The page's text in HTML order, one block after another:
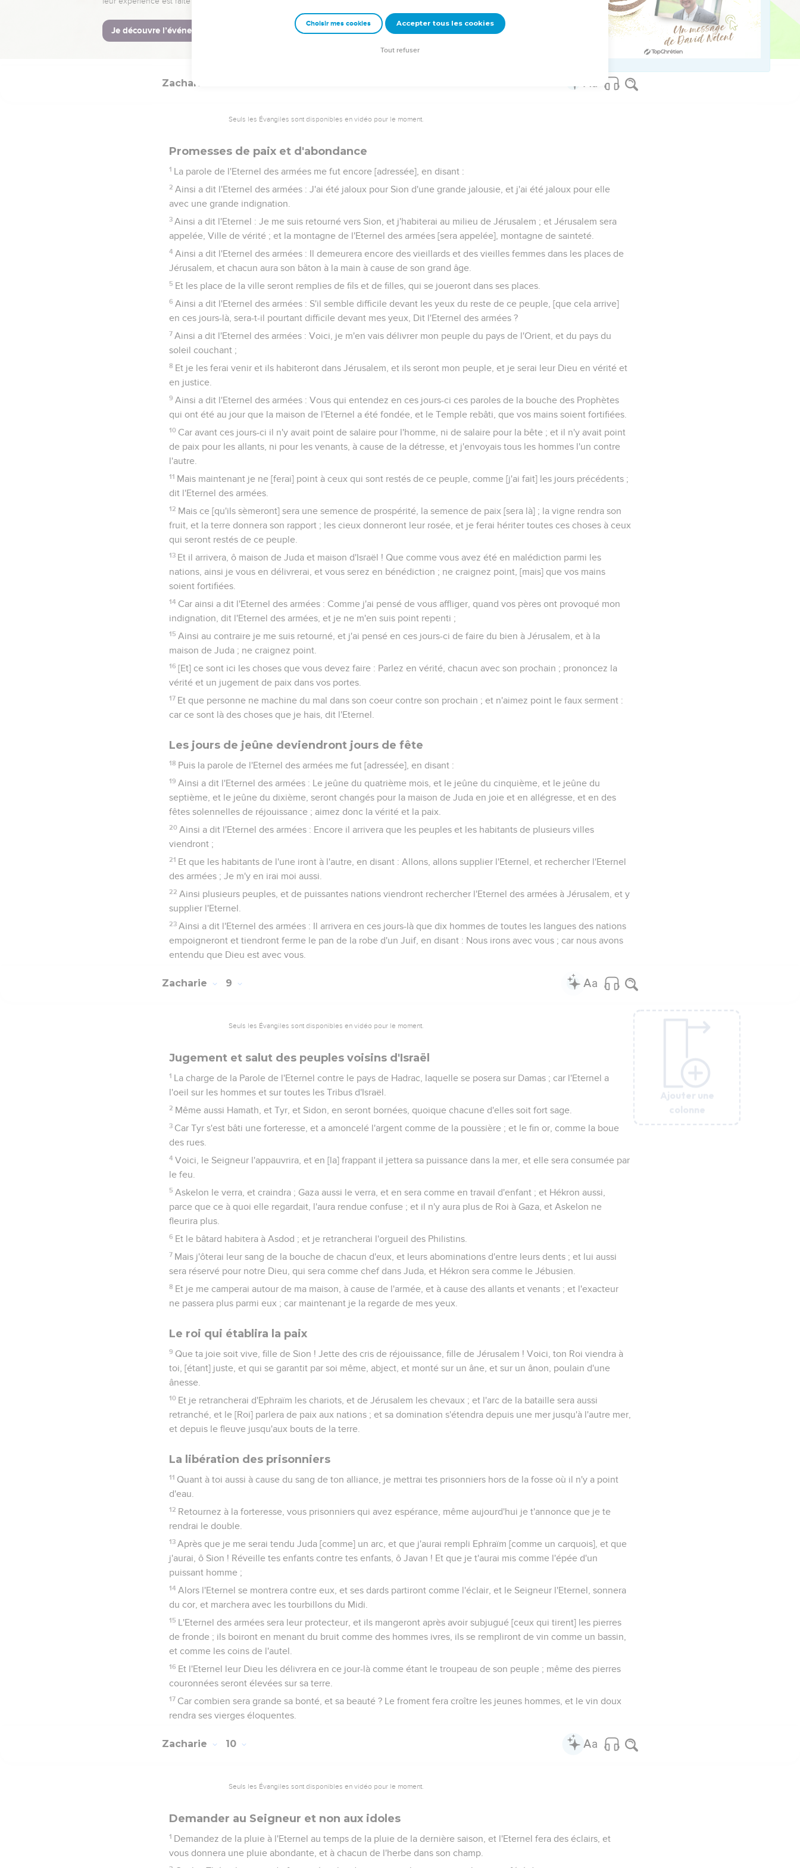
Et je les ai dispersés [comme] par un tourbillon parmi toutes les nations qu'ils ne connaissaient point, et le
pays a été désolé après eux, tellement qu'il n'y a eu personne qui y passât, ni repassât, et on a mis le pays
Ajouter une
colonne
Zacharie
Seuls les Évangiles sont disponibles en vidéo pour le moment.
Promesses de paix et d'abondance
1 La parole de l'Eternel des armées me fut encore [adressée], en disant :
2 Ainsi a dit l'Eternel des armées : J'ai été jaloux pour Sion d'une grande jalousie, et j'ai été jaloux pour elle
avec une grande indignation.
3 Ainsi a dit l'Eternel : Je me suis retourné vers Sion, et j'habiterai au milieu de Jérusalem ; et Jérusalem sera
appelée, Ville de vérité ; et la montagne de l'Eternel des armées [sera appelée], montagne de sainteté.
4 Ainsi a dit l'Eternel des armées : Il demeurera encore des vieillards et des vieilles femmes dans les places de
Jérusalem, et chacun aura son bâton à la main à cause de son grand âge.
5 Et les place de la ville seront remplies de fils et de filles, qui se joueront dans ses places.
6 Ainsi a dit l'Eternel des armées : S'il semble difficile devant les yeux du reste de ce peuple, [que cela arrive]
en ces jours-là, sera-t-il pourtant difficile devant mes yeux, Dit l'Eternel des armées ?
7 Ainsi a dit l'Eternel des armées : Voici, je m'en vais délivrer mon peuple du pays de l'Orient, et du pays du
soleil couchant ;
8 Et je les ferai venir et ils habiteront dans Jérusalem, et ils seront mon peuple, et je serai leur Dieu en vérité et
en justice.
9 Ainsi a dit l'Eternel des armées : Vous qui entendez en ces jours-ci ces paroles de la bouche des Prophètes
qui ont été au jour que la maison de l'Eternel a été fondée, et le Temple rebâti, que vos mains soient fortifiées.
10 Car avant ces jours-ci il n'y avait point de salaire pour l'homme, ni de salaire pour la bête ; et il n'y avait point
de paix pour les allants, ni pour les venants, à cause de la détresse, et j'envoyais tous les hommes l'un contre
l'autre.
11 Mais maintenant je ne [ferai] point à ceux qui sont restés de ce peuple, comme [j'ai fait] les jours précédents ;
dit l'Eternel des armées.
12 Mais ce [qu'ils sèmeront] sera une semence de prospérité, la semence de paix [sera là] ; la vigne rendra son
fruit, et la terre donnera son rapport ; les cieux donneront leur rosée, et je ferai hériter toutes ces choses à ceux
qui seront restés de ce peuple.
13 Et il arrivera, ô maison de Juda et maison d'Israël ! Que comme vous avez été en malédiction parmi les
nations, ainsi je vous en délivrerai, et vous serez en bénédiction ; ne craignez point, [mais] que vos mains
soient fortifiées.
14 Car ainsi a dit l'Eternel des armées : Comme j'ai pensé de vous affliger, quand vos pères ont provoqué mon
indignation, dit l'Eternel des armées, et je ne m'en suis point repenti ;
15 Ainsi au contraire je me suis retourné, et j'ai pensé en ces jours-ci de faire du bien à Jérusalem, et à la
maison de Juda ; ne craignez point.
16 [Et] ce sont ici les choses que vous devez faire : Parlez en vérité, chacun avec son prochain ; prononcez la
vérité et un jugement de paix dans vos portes.
17 Et que personne ne machine du mal dans son coeur contre son prochain ; et n'aimez point le faux serment :
car ce sont là des choses que je hais, dit l'Eternel.
Les jours de jeûne deviendront jours de fête
18 Puis la parole de l'Eternel des armées me fut [adressée], en disant :
19 Ainsi a dit l'Eternel des armées : Le jeûne du quatrième mois, et le jeûne du cinquième, et le jeûne du
septième, et le jeûne du dixième, seront changés pour la maison de Juda en joie et en allégresse, et en des
fêtes solennelles de réjouissance ; aimez donc la vérité et la paix.
20 Ainsi a dit l'Eternel des armées : Encore il arrivera que les peuples et les habitants de plusieurs villes
viendront ;
21 Et que les habitants de l'une iront à l'autre, en disant : Allons, allons supplier l'Eternel, et rechercher l'Eternel
des armées ; Je m'y en irai moi aussi.
22 Ainsi plusieurs peuples, et de puissantes nations viendront rechercher l'Eternel des armées à Jérusalem, et y
supplier l'Eternel.
23 Ainsi a dit l'Eternel des armées : Il arrivera en ces jours-là que dix hommes de toutes les langues des nations
empoigneront et tiendront ferme le pan de la robe d'un Juif, en disant : Nous irons avec vous ; car nous avons
entendu que Dieu est avec vous.
Ajouter une
colonne
Zacharie 9
Seuls les Évangiles sont disponibles en vidéo pour le moment.
Jugement et salut des peuples voisins d'Israël
1 La charge de la Parole de l'Eternel contre le pays de Hadrac, laquelle se posera sur Damas ; car l'Eternel a
l'oeil sur les hommes et sur toutes les Tribus d'Israël.
2 Même aussi Hamath, et Tyr, et Sidon, en seront bornées, quoique chacune d'elles soit fort sage.
3 Car Tyr s'est bâti une forteresse, et a amoncelé l'argent comme de la poussière ; et le fin or, comme la boue
des rues.
4 Voici, le Seigneur l'appauvrira, et en [la] frappant il jettera sa puissance dans la mer, et elle sera consumée par
le feu.
5 Askelon le verra, et craindra ; Gaza aussi le verra, et en sera comme en travail d'enfant ; et Hékron aussi,
parce que ce à quoi elle regardait, l'aura rendue confuse ; et il n'y aura plus de Roi à Gaza, et Askelon ne
fleurira plus.
6 Et le bâtard habitera à Asdod ; et je retrancherai l'orgueil des Philistins.
7 Mais j'ôterai leur sang de la bouche de chacun d'eux, et leurs abominations d'entre leurs dents ; et lui aussi
sera réservé pour notre Dieu, qui sera comme chef dans Juda, et Hékron sera comme le Jébusien.
8 Et je me camperai autour de ma maison, à cause de l'armée, et à cause des allants et venants ; et l'exacteur
ne passera plus parmi eux ; car maintenant je la regarde de mes yeux.
Le roi qui établira la paix
9 Que ta joie soit vive, fille de Sion ! Jette des cris de réjouissance, fille de Jérusalem ! Voici, ton Roi viendra à
toi, [étant] juste, et qui se garantit par soi même, abject, et monté sur un âne, et sur un ânon, poulain d'une
ânesse.
10 Et je retrancherai d'Ephraïm les chariots, et de Jérusalem les chevaux ; et l'arc de la bataille sera aussi
retranché, et le [Roi] parlera de paix aux nations ; et sa domination s'étendra depuis une mer jusqu'à l'autre mer,
et depuis le fleuve jusqu'aux bouts de la terre.
La libération des prisonniers
11 Quant à toi aussi à cause du sang de ton alliance, je mettrai tes prisonniers hors de la fosse où il n'y a point
d'eau.
12 Retournez à la forteresse, vous prisonniers qui avez espérance, même aujourd'hui je t'annonce que je te
rendrai le double.
13 Après que je me serai tendu Juda [comme] un arc, et que j'aurai rempli Ephraïm [comme un carquois], et que
j'aurai, ô Sion ! Réveille tes enfants contre tes enfants, ô Javan ! Et que je t'aurai mis comme l'épée d'un
puissant homme ;
14 Alors l'Eternel se montrera contre eux, et ses dards partiront comme l'éclair, et le Seigneur l'Eternel, sonnera
du cor, et marchera avec les tourbillons du Midi.
15 L'Eternel des armées sera leur protecteur, et ils mangeront après avoir subjugué [ceux qui tirent] les pierres
de fronde ; ils boiront en menant du bruit comme des hommes ivres, ils se rempliront de vin comme un bassin,
et comme les coins de l'autel.
16 Et l'Eternel leur Dieu les délivrera en ce jour-là comme étant le troupeau de son peuple ; même des pierres
couronnées seront élevées sur sa terre.
17 Car combien sera grande sa bonté, et sa beauté ? Le froment fera croître les jeunes hommes, et le vin doux
rendra ses vierges éloquentes.
Ajouter une
colonne
Zacharie 10
Seuls les Évangiles sont disponibles en vidéo pour le moment.
Demander au Seigneur et non aux idoles
1 Demandez de la pluie à l'Eternel au temps de la pluie de la dernière saison, et l'Eternel fera des éclairs, et
vous donnera une pluie abondante, et à chacun de l'herbe dans son champ.
Ajouter une
colonne
Ajouter une
colonne
Ajouter une
colonne
Ajouter une
colonne
Choisir mes cookies Accepter tous les cookies
Tout refuser